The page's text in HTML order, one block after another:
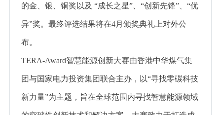
的金、银、铜奖以及 “成长之星”、“创新先锋”、“优
异”奖。最终评选结果将在4月颁奖典礼上对外公
布。
TERA-Award智慧能源创新大赛由香港中华煤气集
团与国家电力投资集团联合主办，以“寻找零碳科技
新力量”为主题，旨在全球范围内寻找智慧能源领域